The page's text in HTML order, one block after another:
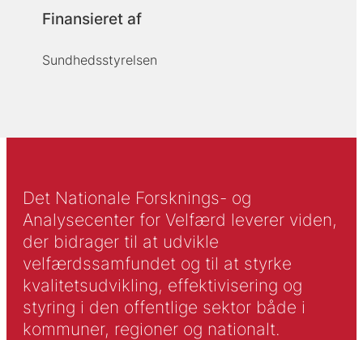
Finansieret af
Sundhedsstyrelsen
Det Nationale Forsknings- og
Analysecenter for Velfærd leverer viden,
der bidrager til at udvikle
velfærdssamfundet og til at styrke
kvalitetsudvikling, effektivisering og
styring i den offentlige sektor både i
kommuner, regioner og nationalt.